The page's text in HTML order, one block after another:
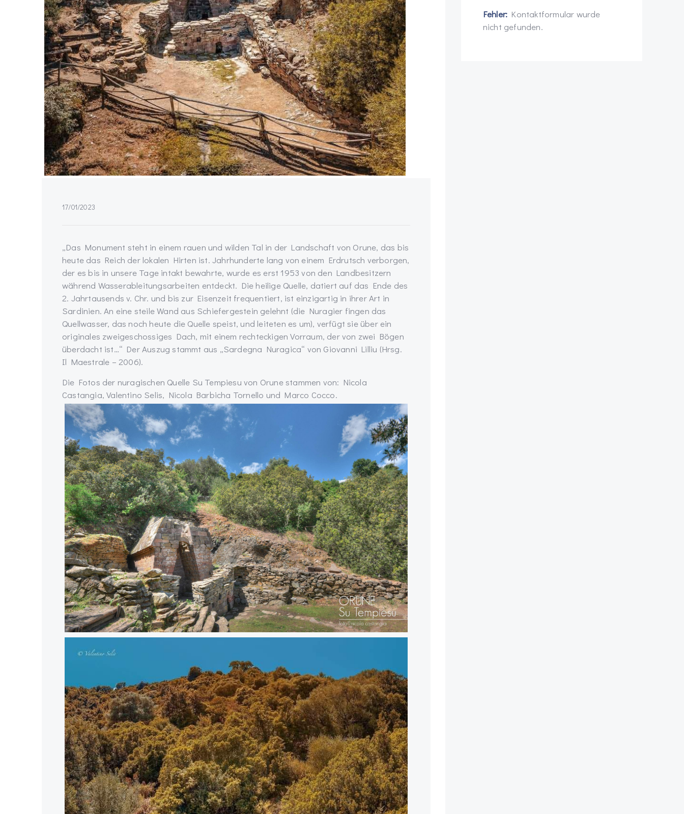
17/01/2023
„Das Monument steht in einem rauen und wilden Tal in der Landschaft von Orune, das bis
heute das Reich der lokalen Hirten ist. Jahrhunderte lang von einem Erdrutsch verborgen,
der es bis in unsere Tage intakt bewahrte, wurde es erst 1953 von den Landbesitzern
während Wasserableitungsarbeiten entdeckt. Die heilige Quelle, datiert auf das Ende des
2. Jahrtausends v. Chr. und bis zur Eisenzeit frequentiert, ist einzigartig in ihrer Art in
Sardinien. An eine steile Wand aus Schiefergestein gelehnt (die Nuragier fingen das
Quellwasser, das noch heute die Quelle speist, und leiteten es um), verfügt sie über ein
originales zweigeschossiges Dach, mit einem rechteckigen Vorraum, der von zwei Bögen
überdacht ist…“ Der Auszug stammt aus „Sardegna Nuragica“ von Giovanni Lilliu (Hrsg.
Il Maestrale – 2006).
Die Fotos der nuragischen Quelle Su Tempiesu von Orune stammen von: Nicola
Castangia, Valentino Selis, Nicola Barbicha Tornello und Marco Cocco.
Fehler: Kontaktformular wurde
nicht gefunden.